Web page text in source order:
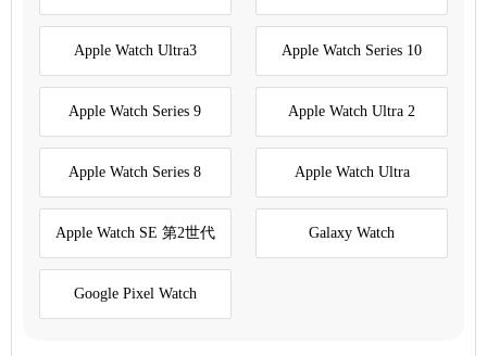
Apple Watch Ultra3 Apple Watch Series 10
Apple Watch Series 9 Apple Watch Ultra 2
Apple Watch Series 8 Apple Watch Ultra
Apple Watch SE 第2世代 Galaxy Watch
Google Pixel Watch